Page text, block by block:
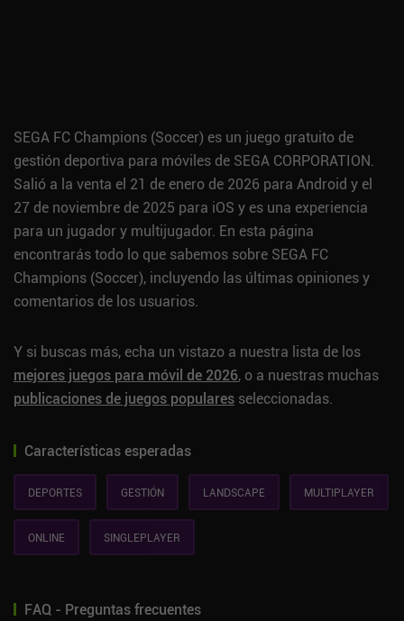
SEGA FC Champions (Soccer) es un juego gratuito de
gestión deportiva para móviles de SEGA CORPORATION.
Salió a la venta el 21 de enero de 2026 para Android y el
27 de noviembre de 2025 para iOS y es una experiencia
para un jugador y multijugador. En esta página
encontrarás todo lo que sabemos sobre SEGA FC
Champions (Soccer), incluyendo las últimas opiniones y
comentarios de los usuarios.
Y si buscas más, echa un vistazo a nuestra lista de los
mejores juegos para móvil de 2026, o a nuestras muchas
publicaciones de juegos populares seleccionadas.
Características esperadas
DEPORTES GESTIÓN LANDSCAPE MULTIPLAYER
ONLINE SINGLEPLAYER
FAQ - Preguntas frecuentes